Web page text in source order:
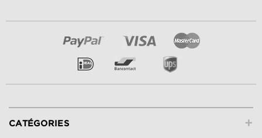
+
CATÉGORIES